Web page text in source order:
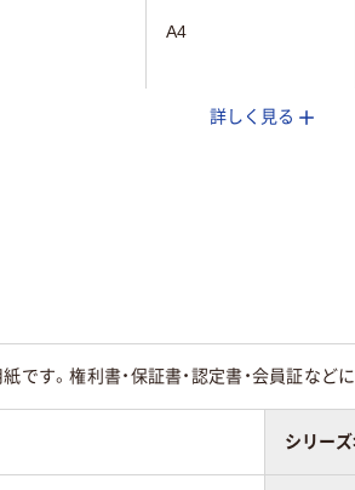
A4
詳しく見る
です。権利書・保証書・認定書・会員証など
シリーズ